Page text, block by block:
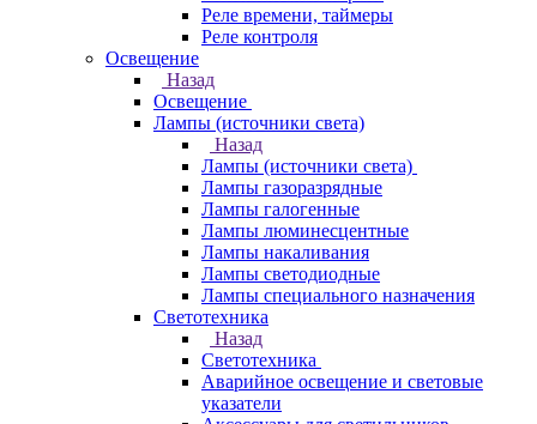
Реле времени, таймеры
Реле контроля
Освещение
Назад
Освещение
Лампы (источники света)
Назад
Лампы (источники света)
Лампы газоразрядные
Лампы галогенные
Лампы люминесцентные
Лампы накаливания
Лампы светодиодные
Лампы специального назначения
Светотехника
Назад
Светотехника
Аварийное освещение и световые
указатели